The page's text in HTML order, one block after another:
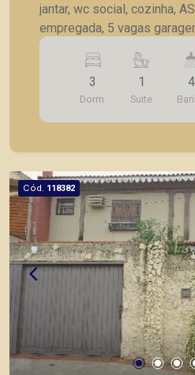
jantar, wc social, cozinha,
empregada, 5 vagas
3
Dorm.
1
Suite
4
Cód. 118382